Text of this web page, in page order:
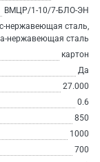
ВМЦР/1-10/7-БЛО-ЭН
нержавеющая сталь,
нержавеющая сталь
картон
Да
27.000
0.6
850
1000
700